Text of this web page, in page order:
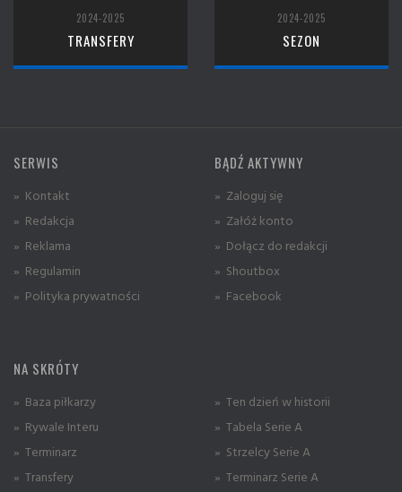
2024-2025
TRANSFERY
2024-2025
SEZON
SERWIS
» Kontakt
» Redakcja
» Reklama
» Regulamin
» Polityka prywatności
BĄDŹ AKTYWNY
» Zaloguj się
» Załóż konto
» Dołącz do redakcji
» Shoutbox
» Facebook
NA SKRÓTY
» Baza piłkarzy
» Rywale Interu
» Terminarz
» Transfery
» Ten dzień w historii
» Tabela Serie A
» Strzelcy Serie A
» Terminarz Serie A